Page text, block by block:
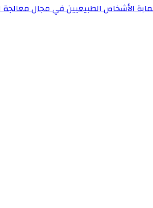
الأشخاص الطبيعيين في مجال